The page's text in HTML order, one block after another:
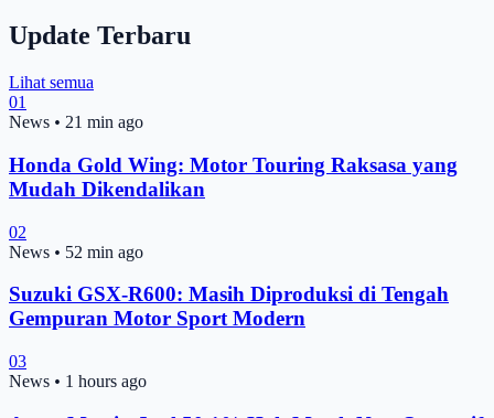
Update Terbaru
Lihat semua
01
News • 21 min ago
Honda Gold Wing: Motor Touring Raksasa yang
Mudah Dikendalikan
02
News • 52 min ago
Suzuki GSX-R600: Masih Diproduksi di Tengah
Gempuran Motor Sport Modern
03
News • 1 hours ago